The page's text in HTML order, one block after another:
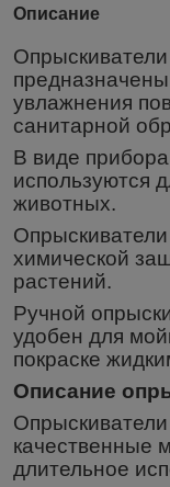
Описание
увлажнения
санитарной
В виде
используются
животных.
химической
растений.
Ручной
удобен для
покраске
Описание
качественные
длительное